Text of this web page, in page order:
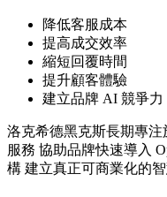
降低客服成本
提高成交效率
縮短回覆時間
提升顧客體驗
建立品牌 AI 競爭力
洛克希德黑克斯長期專
服務 協助品牌快速導入
構 建立真正可商業化的